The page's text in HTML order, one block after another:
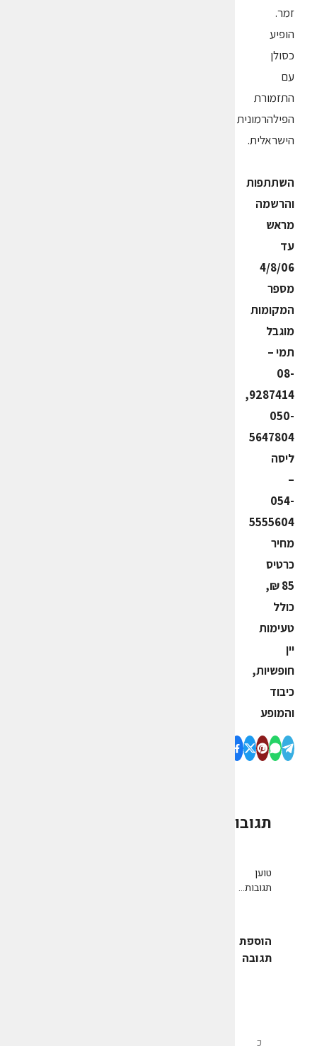
זמר.
הופיע
כסולן
עם
התזמורת
הפילהרמונית
הישראלית.
השתתפות
והרשמה
מראש
עד
4/8/06
מספר
המקומות
מוגבל
תמי –
08-
9287414,
050-
5647804
ליסה
–
054-
5555604
מחיר
כרטיס
85 ₪,
כולל
טעימות
יין
חופשיות,
כיבוד
והמופע
תגובות
טוען
תגובות...
הוספת
תגובה